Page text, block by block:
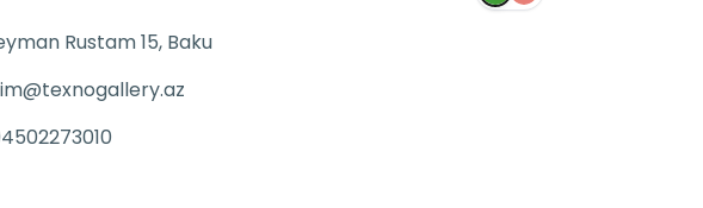
Rustam 15, Baku